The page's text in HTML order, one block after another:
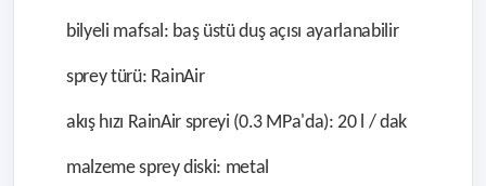
bilyeli mafsal: baş üstü duş açısı ayarlanabilir
sprey türü: RainAir
akış hızı RainAir spreyi (0.3 MPa'da): 20 l / dak
malzeme sprey diski: metal